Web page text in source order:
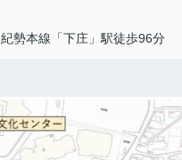
紀勢本線「下庄」駅徒歩96分